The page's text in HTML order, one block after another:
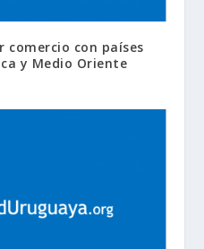
con países
y Medio Oriente